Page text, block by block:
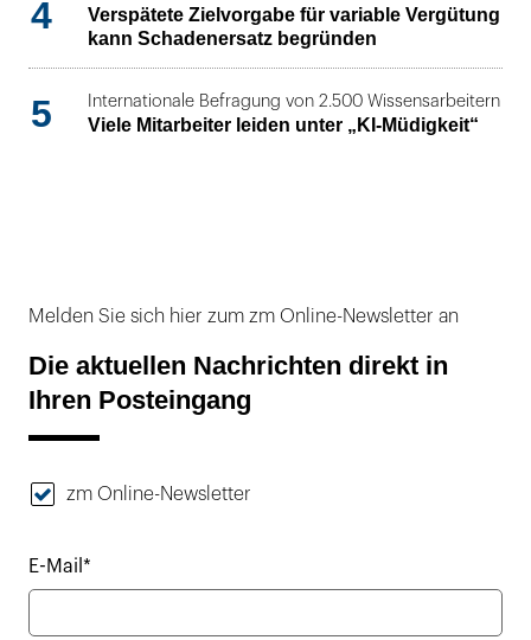
4
Verspätete Zielvorgabe für variable Vergütung
kann Schadenersatz begründen
5 Internationale Befragung von 2.500 Wissensarbeitern
Viele Mitarbeiter leiden unter „KI-Müdigkeit“
Melden Sie sich hier zum zm Online-Newsletter an
Die aktuellen Nachrichten direkt in
Ihren Posteingang
zm Online-Newsletter
E-Mail*